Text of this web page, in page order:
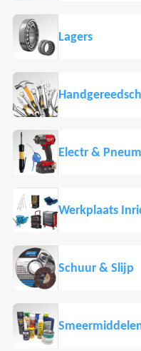
Lagers
Electr &
Werkplaats
Schuur & Slijp